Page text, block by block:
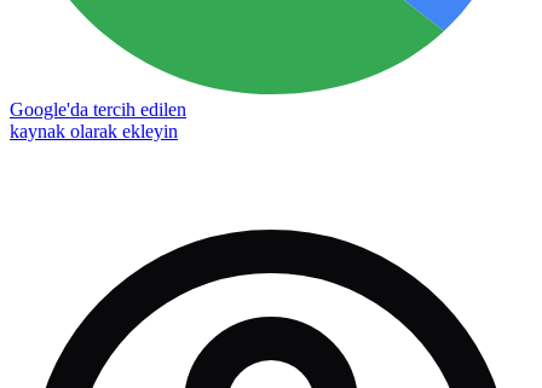
Google'da tercih edilen
kaynak olarak ekleyin